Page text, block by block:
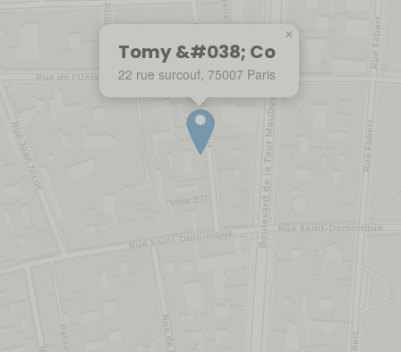
Tomy &#038; Co
22 rue surcouf, 75007 Paris
×